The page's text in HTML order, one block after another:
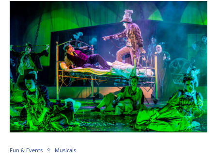
Fun & Events Musicals